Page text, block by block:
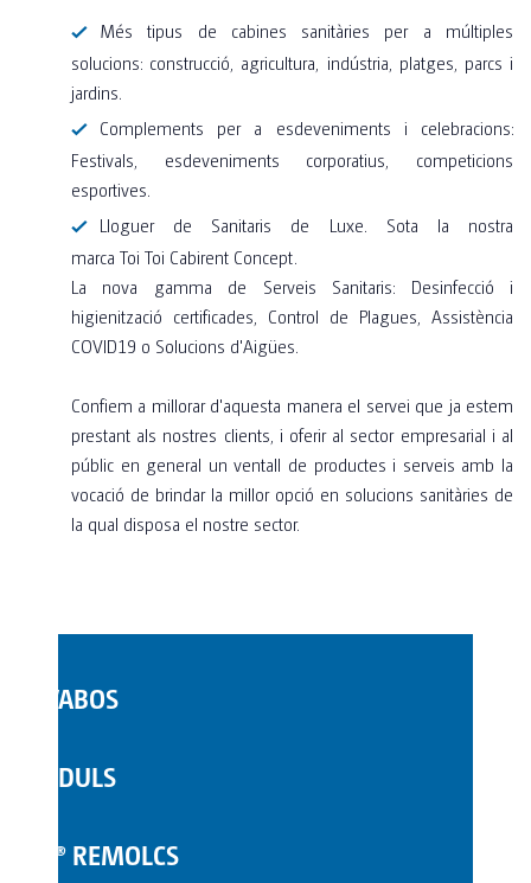
Més tipus de cabines sanitàries per a múltiples
solucions: construcció, agricultura, indústria, platges, parcs i
jardins.
Complements per a esdeveniments i celebracions:
Festivals, esdeveniments corporatius, competicions
esportives.
Lloguer de Sanitaris de Luxe. Sota la nostra
marca Toi Toi Cabirent Concept.
La nova gamma de Serveis Sanitaris: Desinfecció i
higienització certificades, Control de Plagues, Assistència
COVID19 o Solucions d'Aigües.
Confiem a millorar d'aquesta manera el servei que ja estem
prestant als nostres clients, i oferir al sector empresarial i al
públic en general un ventall de productes i serveis amb la
vocació de brindar la millor opció en solucions sanitàries de
la qual disposa el nostre sector.
LAVABOS
MÒDULS
TOI® REMOLCS